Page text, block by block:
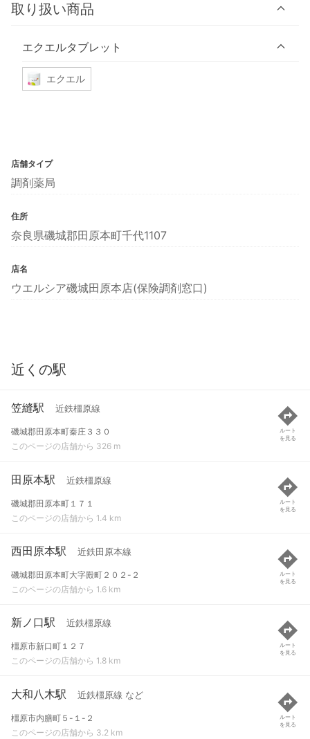
取り扱い商品
エクエルタブレット
エクエル
店舗タイプ
調剤薬局
住所
奈良県磯城郡田原本町千代1107
店名
ウエルシア磯城田原本店(保険調剤窓口)
近くの駅
笠縫駅 近鉄橿原線
磯城郡田原本町秦庄３３０
このページの店舗から 326 m
ルート
を見る
田原本駅 近鉄橿原線
磯城郡田原本町１７１
このページの店舗から 1.4 km
ルート
を見る
西田原本駅 近鉄田原本線
磯城郡田原本町大字殿町２０２-２
このページの店舗から 1.6 km
ルート
を見る
新ノ口駅 近鉄橿原線
橿原市新口町１２７
このページの店舗から 1.8 km
ルート
を見る
大和八木駅 近鉄橿原線 など
橿原市内膳町５-１-２
このページの店舗から 3.2 km
ルート
を見る